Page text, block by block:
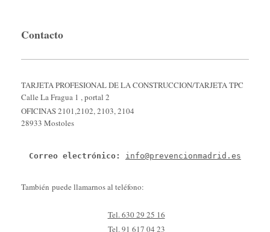
Contacto
TARJETA PROFESIONAL DE LA CONSTRUCCION/TARJETA TPC
Calle La Fragua 1 , portal 2
OFICINAS 2101,2102, 2103, 2104
28933 Mostoles
Correo electrónico: info@prevencionmadrid.es
También puede llamarnos al teléfono:
Tel. 630 29 25 16
Tel. 91 617 04 23